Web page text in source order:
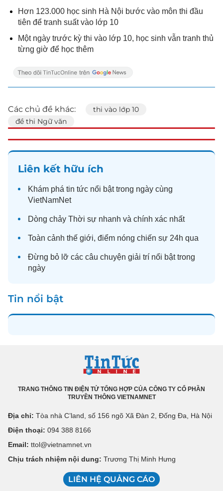
Hơn 123.000 học sinh Hà Nội bước vào môn thi đầu
tiên để tranh suất vào lớp 10
Một ngày trước kỳ thi vào lớp 10, học sinh vẫn tranh thủ
từng giờ để học thêm
Các chủ đề khác:
thi vào lớp 10
đề thi Ngữ văn
Liên kết hữu ích
Khám phá tin tức nổi bật trong ngày cùng
VietNamNet
Dòng chảy Thời sự nhanh và chính xác nhất
Toàn cảnh thế giới, điểm nóng chiến sự 24h qua
Đừng bỏ lỡ các câu chuyện giải trí nổi bật trong
ngày
Tin nổi bật
TRANG THÔNG TIN ĐIỆN TỬ TỔNG HỢP CỦA CÔNG TY CỔ PHẦN
TRUYỀN THÔNG VIETNAMNET
Địa chỉ: Tòa nhà C’land, số 156 ngõ Xã Đàn 2, Đống Đa, Hà Nội
Điện thoại: 094 388 8166
Email: ttol@vietnamnet.vn
Chịu trách nhiệm nội dung: Trương Thị Minh Hưng
LIÊN HỆ QUẢNG CÁO